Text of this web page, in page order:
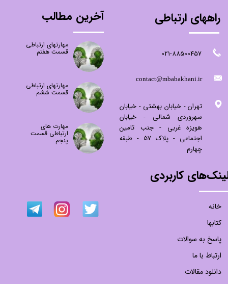
راههای ارتباطی
021-88500457
​contact@mbabakhani.ir​​​​​​​
تهران - خیابان بهشتی - خیابان
سهروردی شمالی - خیابان
هویزه غربی - جنب تامین
اجتماعی - پلاک 57 - طبقه
چهارم
کاربردی
خانه
کتابها
پاسخ به سوالات
ارتباط با ما
دانلود مقالات
آخرین مطالب
مهارتهای ارتباطی
قسمت هفتم
مهارتهای ارتباطی
قسمت ششم
مهارت های
ارتباطی قسمت
پنجم